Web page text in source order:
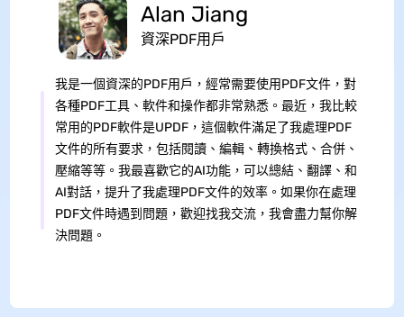
Alan Jiang
資深PDF用戶
我是一個資深的PDF用戶，經常需要使用PDF文件，對
各種PDF工具、軟件和操作都非常熟悉。最近，我比較
常用的PDF軟件是UPDF，這個軟件滿足了我處理PDF
文件的所有要求，包括閱讀、編輯、轉換格式、合併、
壓縮等等。我最喜歡它的AI功能，可以總結、翻譯、和
AI對話，提升了我處理PDF文件的效率。如果你在處理
PDF文件時遇到問題，歡迎找我交流，我會盡力幫你解
決問題。